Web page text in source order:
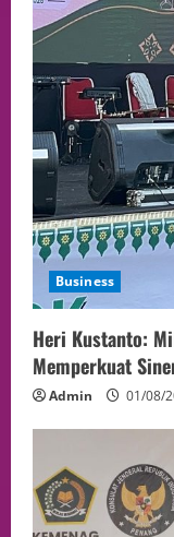
Business
Heri Kustanto:
Memperkuat
Admin 01/08/